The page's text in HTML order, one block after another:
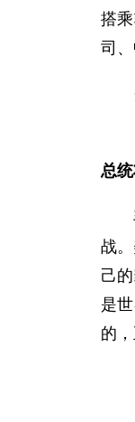
搭
司
总
战
己
是
的